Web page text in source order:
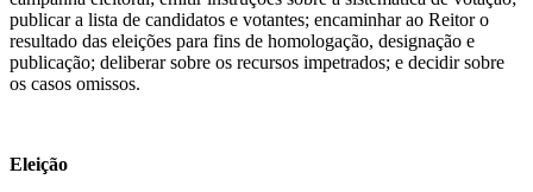
publicar a lista de candidatos e votantes; encaminhar ao Reitor o
resultado das eleições para fins de homologação, designação e
publicação; deliberar sobre os recursos impetrados; e decidir sobre
os casos omissos.
Eleição